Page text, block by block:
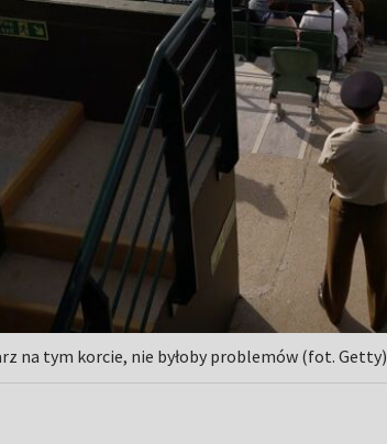
na tym korcie, nie byłoby problemów (fot. Getty)